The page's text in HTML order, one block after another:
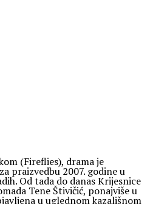
(Fireflies), drama je
praizvedbu 2007. godine u
Od tada do danas Krijesnice
Tene Štivičić, ponajviše u
u uglednom kazališnom